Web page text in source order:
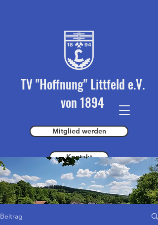
TV "Hoffnung" Littfeld e.V.
von 1894
Mitglied werden
Kontakt
Spender werden
Beitrag